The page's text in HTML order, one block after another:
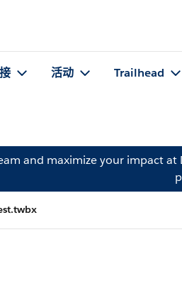
活动 Trailhead
and maximize your impact at